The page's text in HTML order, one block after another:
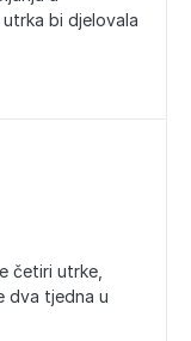
bi djelovala
četiri utrke,
dva tjedna u